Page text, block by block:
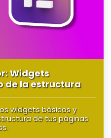
Widgets
de la estructura
widgets básicos y
de tus páginas